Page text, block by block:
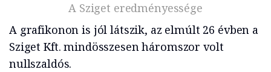
A Sziget eredményessége
A grafikonon is jól látszik, az elmúlt 26 évben a
Sziget Kft. mindösszesen háromszor volt
nullszaldós.